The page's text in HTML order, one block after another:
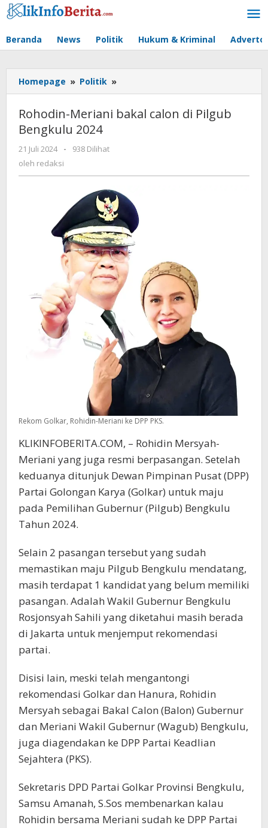
Lewati
ke
Beranda News Politik Hukum & Kriminal
Homepage » Politik »
Meriani
calon
Rohodin-Meriani bakal calon di Pilgub
Bengkulu 2024
21 Juli 2024
oleh
redaksi
-
938 Dilihat
oleh redaksi
Rekom Golkar, Rohidin-Meriani ke DPP PKS.
KLIKINFOBERITA.COM, – Rohidin Mersyah-
Meriani yang juga resmi berpasangan. Setelah
keduanya ditunjuk Dewan Pimpinan Pusat (DPP)
Partai Golongan Karya (Golkar) untuk maju
pada Pemilihan Gubernur (Pilgub) Bengkulu
Tahun 2024.
Selain 2 pasangan tersebut yang sudah
memastikan maju Pilgub Bengkulu mendatang,
masih terdapat 1 kandidat yang belum memiliki
pasangan. Adalah Wakil Gubernur Bengkulu
Rosjonsyah Sahili yang diketahui masih berada
di Jakarta untuk menjemput rekomendasi
partai.
Disisi lain, meski telah mengantongi
rekomendasi Golkar dan Hanura, Rohidin
Mersyah sebagai Bakal Calon (Balon) Gubernur
dan Meriani Wakil Gubernur (Wagub) Bengkulu,
juga diagendakan ke DPP Partai Keadlian
Sejahtera (PKS).
Sekretaris DPD Partai Golkar Provinsi Bengkulu,
Samsu Amanah, S.Sos membenarkan kalau
Rohidin bersama Meriani sudah ke DPP Partai